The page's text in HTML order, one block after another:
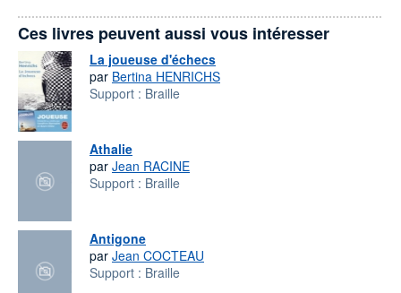
Ces livres peuvent aussi vous intéresser
La joueuse d'échecs
par Bertina HENRICHS
Support : Braille
Athalie
par Jean RACINE
Support : Braille
Antigone
par Jean COCTEAU
Support : Braille